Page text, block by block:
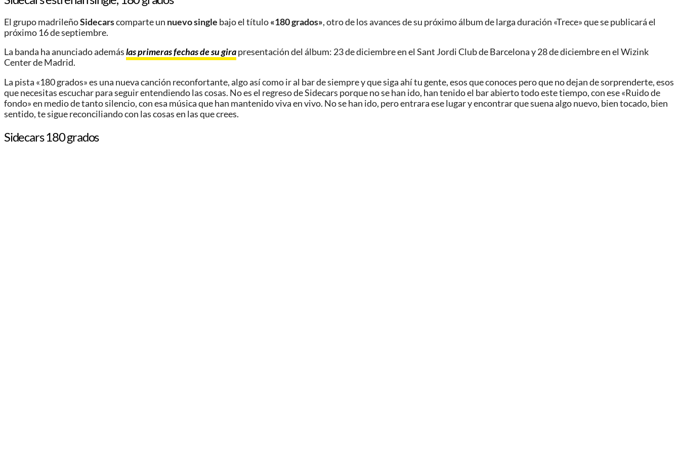
El grupo madrileñoSidecarscomparte un nuevo single bajo el título«180 grados», otro de los avances de su próximo álbum de larga duración «Trece» que se publicará el
próximo 16 de septiembre.
La banda ha anunciado ademáslas primeras fechas de su girapresentación del álbum: 23 de diciembre en el Sant Jordi Club de Barcelona y 28 de diciembre en el Wizink
Center de Madrid.
La pista «180 grados» es una nueva canción reconfortante, algo así como ir al bar de siempre y que siga ahí tu gente, esos que conoces pero que no dejan de sorprenderte, esos
que necesitas escuchar para seguir entendiendo las cosas. No es el regreso de Sidecars porque no se han ido, han tenido el bar abierto todo este tiempo, con ese «Ruido de
fondo» en medio de tanto silencio, con esa música que han mantenido viva en vivo. No se han ido, pero entrara ese lugar y encontrar que suena algo nuevo, bien tocado, bien
sentido, te sigue reconciliando con las cosas en las que crees.
Sidecars 180 grados